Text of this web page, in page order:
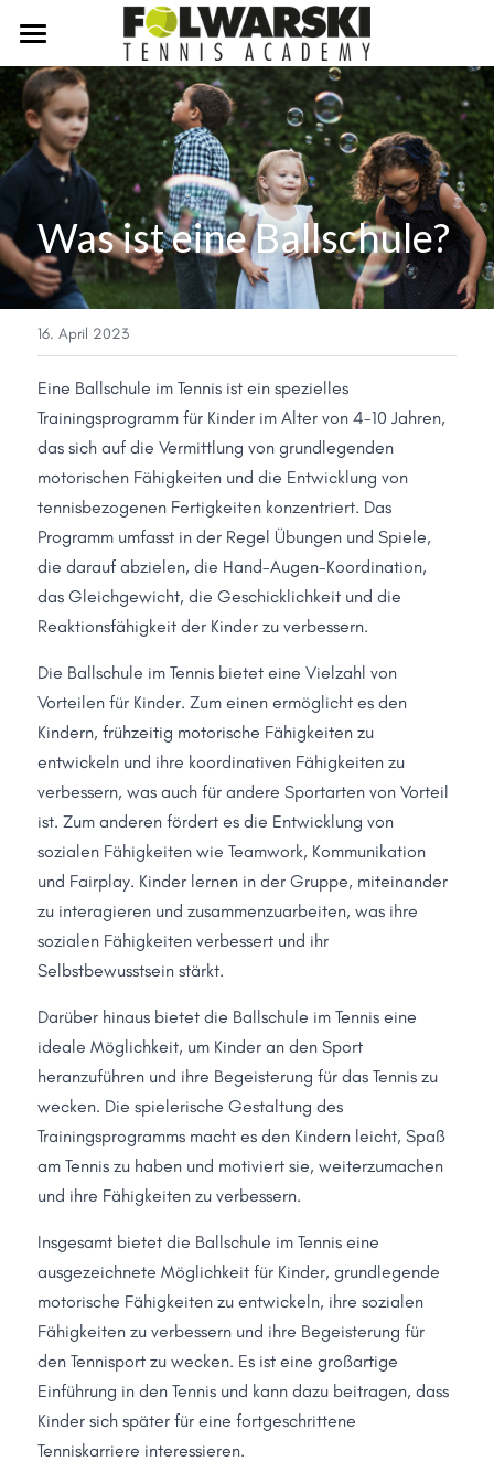
Home
Training buchen
Ballschule
Vahrendorf
Bendestorf
Winter 23/24 JUGEND
Blog
Einloggen/Registrieren
Kontakt
Was ist eine Ballschule?
16. April 2023
Eine Ballschule im Tennis ist ein spezielles
Trainingsprogramm für Kinder im Alter von 4-10 Jahren,
das sich auf die Vermittlung von grundlegenden
motorischen Fähigkeiten und die Entwicklung von
tennisbezogenen Fertigkeiten konzentriert. Das
Programm umfasst in der Regel Übungen und Spiele,
die darauf abzielen, die Hand-Augen-Koordination,
das Gleichgewicht, die Geschicklichkeit und die
Reaktionsfähigkeit der Kinder zu verbessern.
Die Ballschule im Tennis bietet eine Vielzahl von
Vorteilen für Kinder. Zum einen ermöglicht es den
Kindern, frühzeitig motorische Fähigkeiten zu
entwickeln und ihre koordinativen Fähigkeiten zu
verbessern, was auch für andere Sportarten von Vorteil
ist. Zum anderen fördert es die Entwicklung von
sozialen Fähigkeiten wie Teamwork, Kommunikation
und Fairplay. Kinder lernen in der Gruppe, miteinander
zu interagieren und zusammenzuarbeiten, was ihre
sozialen Fähigkeiten verbessert und ihr
Selbstbewusstsein stärkt.
Darüber hinaus bietet die Ballschule im Tennis eine
ideale Möglichkeit, um Kinder an den Sport
heranzuführen und ihre Begeisterung für das Tennis zu
wecken. Die spielerische Gestaltung des
Trainingsprogramms macht es den Kindern leicht, Spaß
am Tennis zu haben und motiviert sie, weiterzumachen
und ihre Fähigkeiten zu verbessern.
Insgesamt bietet die Ballschule im Tennis eine
ausgezeichnete Möglichkeit für Kinder, grundlegende
motorische Fähigkeiten zu entwickeln, ihre sozialen
Fähigkeiten zu verbessern und ihre Begeisterung für
den Tennisport zu wecken. Es ist eine großartige
Einführung in den Tennis und kann dazu beitragen, dass
Kinder sich später für eine fortgeschrittene
Tenniskarriere interessieren.
SHOPKATEGORIEN